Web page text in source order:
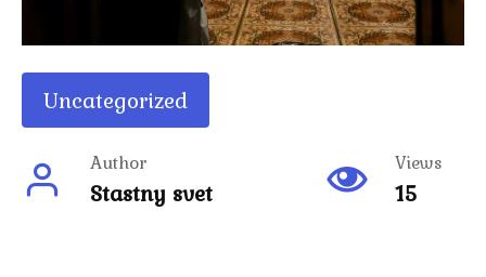
Uncategorized
Author
Stastny svet
Views
15